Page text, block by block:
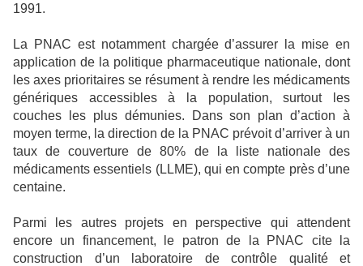
1991.
La PNAC est notamment chargée d’assurer la mise en
application de la politique pharmaceutique nationale, dont
les axes prioritaires se résument à rendre les médicaments
génériques accessibles à la population, surtout les
couches les plus démunies. Dans son plan d’action à
moyen terme, la direction de la PNAC prévoit d’arriver à un
taux de couverture de 80% de la liste nationale des
médicaments essentiels (LLME), qui en compte près d’une
centaine.
Parmi les autres projets en perspective qui attendent
encore un financement, le patron de la PNAC cite la
construction d’un laboratoire de contrôle qualité et